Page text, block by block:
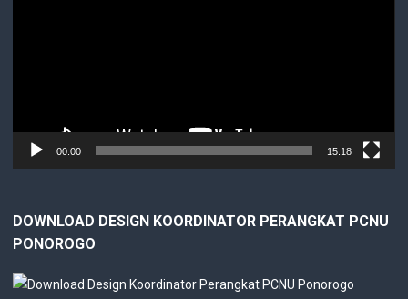
00:00 15:18
DOWNLOAD DESIGN KOORDINATOR PERANGKAT PCNU
PONOROGO